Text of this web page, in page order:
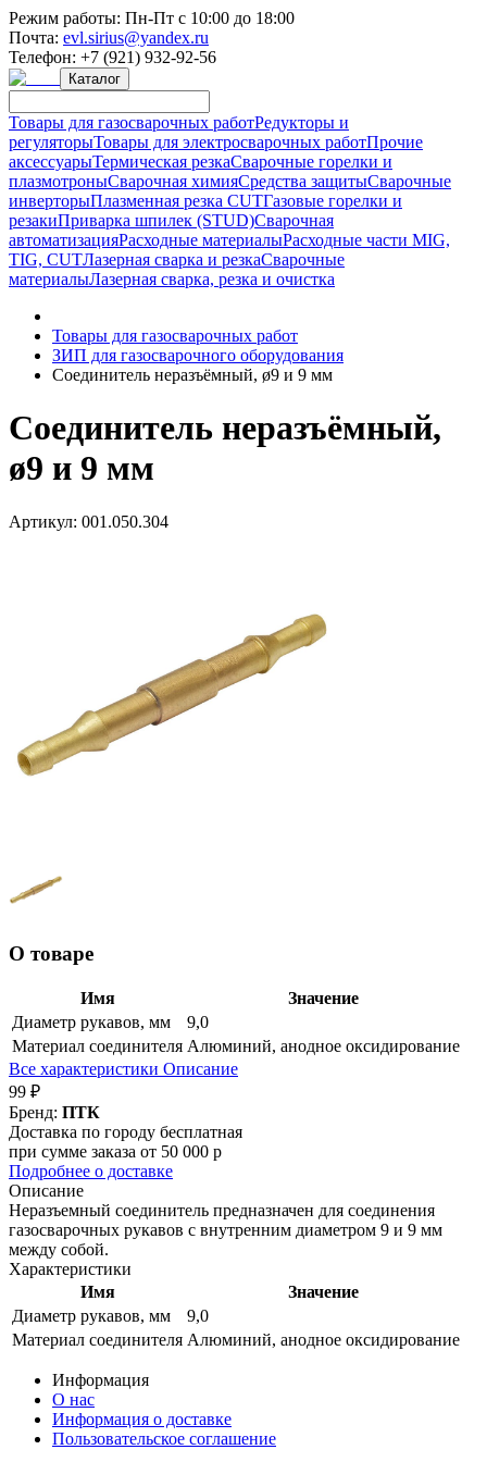
Режим работы: Пн-Пт с 10:00 до 18:00
Почта: evl.sirius@yandex.ru
Телефон: +7 (921) 932-92-56
Каталог
Товары для газосварочных работРедукторы и
регуляторыТовары для электросварочных работПрочие
аксессуарыТермическая резкаСварочные горелки и
плазмотроныСварочная химияСредства защитыСварочные
инверторыПлазменная резка CUTГазовые горелки и
резакиПриварка шпилек (STUD)Сварочная
автоматизацияРасходные материалыРасходные части MIG,
TIG, CUTЛазерная сварка и резкаСварочные
материалыЛазерная сварка, резка и очистка
Товары для газосварочных работ
ЗИП для газосварочного оборудования
Соединитель неразъёмный, ø9 и 9 мм
Соединитель неразъёмный,
ø9 и 9 мм
Артикул: 001.050.304
О товаре
Имя
Значение
Диаметр рукавов, мм
9,0
Материал соединителя Алюминий, анодное оксидирование
Все характеристики Описание
99 ₽
Бренд: ПТК
Доставка по городу бесплатная
при сумме заказа от 50 000 р
Подробнее о доставке
Описание
Неразъемный соединитель предназначен для соединения
газосварочных рукавов с внутренним диаметром 9 и 9 мм
между собой.
Характеристики
Имя
Значение
Диаметр рукавов, мм
9,0
Материал соединителя Алюминий, анодное оксидирование
Информация
О нас
Информация о доставке
Пользовательское соглашение